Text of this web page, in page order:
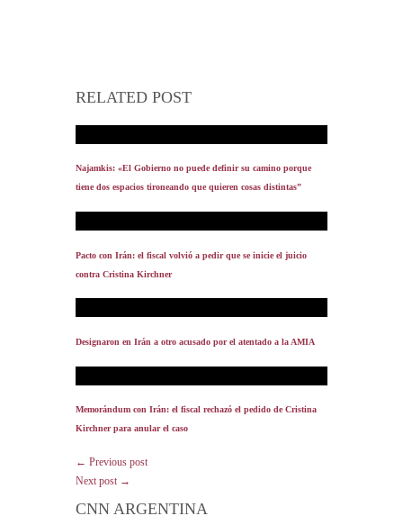
RELATED POST
Najamkis: «El Gobierno no puede definir su camino porque
tiene dos espacios tironeando que quieren cosas distintas”
Pacto con Irán: el fiscal volvió a pedir que se inicie el juicio
contra Cristina Kirchner
Designaron en Irán a otro acusado por el atentado a la AMIA
Memorándum con Irán: el fiscal rechazó el pedido de Cristina
Kirchner para anular el caso
← Previous post
Next post →
CNN ARGENTINA